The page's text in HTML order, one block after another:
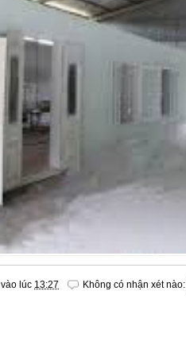
vào lúc 13:27 Không có nhận xét nào: